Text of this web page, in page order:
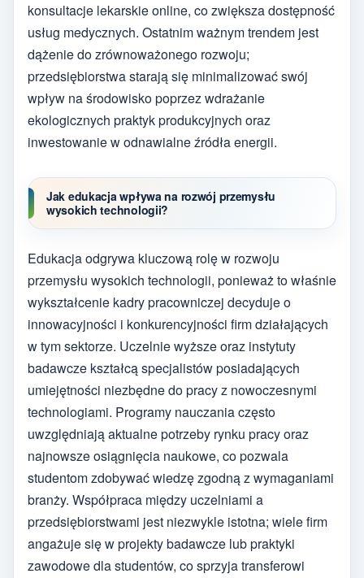
konsultacje lekarskie online, co zwiększa dostępność
usług medycznych. Ostatnim ważnym trendem jest
dążenie do zrównoważonego rozwoju;
przedsiębiorstwa starają się minimalizować swój
wpływ na środowisko poprzez wdrażanie
ekologicznych praktyk produkcyjnych oraz
inwestowanie w odnawialne źródła energii.
Jak edukacja wpływa na rozwój przemysłu
wysokich technologii?
Edukacja odgrywa kluczową rolę w rozwoju
przemysłu wysokich technologii, ponieważ to właśnie
wykształcenie kadry pracowniczej decyduje o
innowacyjności i konkurencyjności firm działających
w tym sektorze. Uczelnie wyższe oraz instytuty
badawcze kształcą specjalistów posiadających
umiejętności niezbędne do pracy z nowoczesnymi
technologiami. Programy nauczania często
uwzględniają aktualne potrzeby rynku pracy oraz
najnowsze osiągnięcia naukowe, co pozwala
studentom zdobywać wiedzę zgodną z wymaganiami
branży. Współpraca między uczelniami a
przedsiębiorstwami jest niezwykle istotna; wiele firm
angażuje się w projekty badawcze lub praktyki
zawodowe dla studentów, co sprzyja transferowi